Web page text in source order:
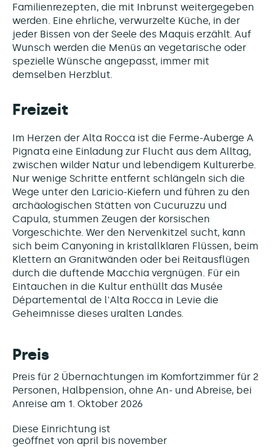
Familienrezepten, die mit Inbrunst weitergegeben
werden. Eine ehrliche, verwurzelte Küche, in der
jeder Bissen von der Seele des Maquis erzählt. Auf
Wunsch werden die Menüs an vegetarische oder
spezielle Wünsche angepasst, immer mit
demselben Herzblut.
Freizeit
Im Herzen der Alta Rocca ist die Ferme-Auberge A
Pignata eine Einladung zur Flucht aus dem Alltag,
zwischen wilder Natur und lebendigem Kulturerbe.
Nur wenige Schritte entfernt schlängeln sich die
Wege unter den Laricio-Kiefern und führen zu den
archäologischen Stätten von Cucuruzzu und
Capula, stummen Zeugen der korsischen
Vorgeschichte. Wer den Nervenkitzel sucht, kann
sich beim Canyoning in kristallklaren Flüssen, beim
Klettern an Granitwänden oder bei Reitausflügen
durch die duftende Macchia vergnügen. Für ein
Eintauchen in die Kultur enthüllt das Musée
Départemental de l'Alta Rocca in Levie die
Geheimnisse dieses uralten Landes.
Preis
Preis für 2 Übernachtungen im Komfortzimmer für 2
Personen, Halbpension, ohne An- und Abreise, bei
Anreise am 1. Oktober 2026
Diese Einrichtung ist
geöffnet von april bis november